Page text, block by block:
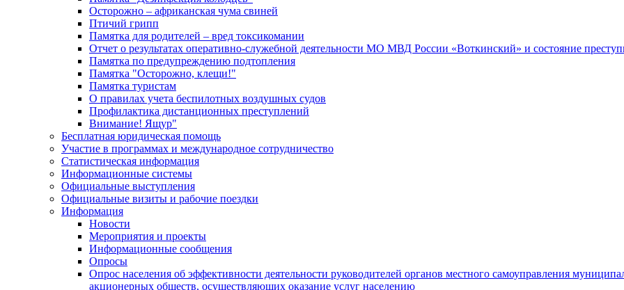
Осторожно – африканская чума свиней
Птичий грипп
Памятка для родителей – вред токсикомании
Отчет о результатах оперативно-служебной деятельности МО МВД России «Воткинский» и состояние
Памятка по предупреждению подтопления
Памятка "Осторожно, клещи!"
Памятка туристам
О правилах учета беспилотных воздушных судов
Профилактика дистанционных преступлений
Внимание! Ящур"
Бесплатная юридическая помощь
Участие в программах и международное сотрудничество
Статистическая информация
Информационные системы
Официальные выступления
Официальные визиты и рабочие поездки
Информация
Новости
Мероприятия и проекты
Информационные сообщения
Опросы
Опрос населения об эффективности деятельности руководителей органов местного самоуправления
акционерных обществ, осуществляющих оказание услуг населению